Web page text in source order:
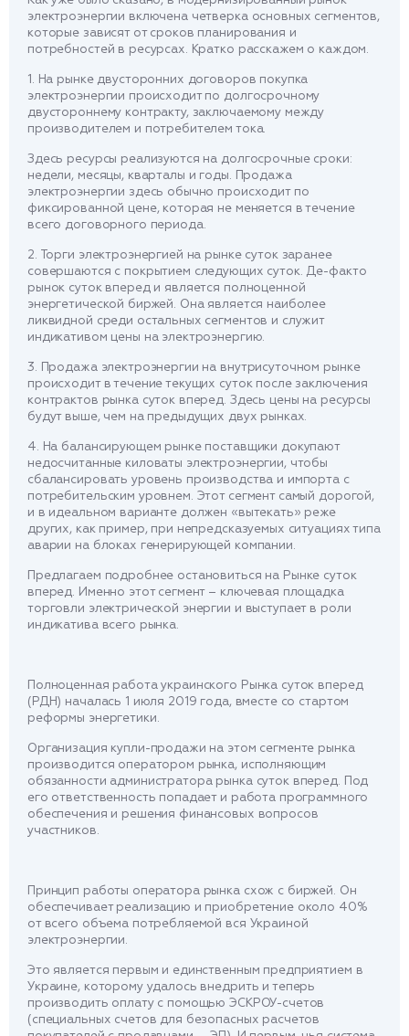
электроэнергии включена четверка основных сегментов,
которые зависят от сроков планирования и
потребностей в ресурсах. Кратко расскажем о каждом.
1. На рынке двусторонних договоров покупка
электроэнергии происходит по долгосрочному
двустороннему контракту, заключаемому между
производителем и потребителем тока.
Здесь ресурсы реализуются на долгосрочные сроки:
недели, месяцы, кварталы и годы. Продажа
электроэнергии здесь обычно происходит по
фиксированной цене, которая не меняется в течение
всего договорного периода.
2. Торги электроэнергией на рынке суток заранее
совершаются с покрытием следующих суток. Де-факто
рынок суток вперед и является полноценной
энергетической биржей. Она является наиболее
ликвидной среди остальных сегментов и служит
индикативом цены на электроэнергию.
3. Продажа электроэнергии на внутрисуточном рынке
происходит в течение текущих суток после заключения
контрактов рынка суток вперед. Здесь цены на ресурсы
будут выше, чем на предыдущих двух рынках.
4. На балансирующем рынке поставщики докупают
недосчитанные киловаты электроэнергии, чтобы
сбалансировать уровень производства и импорта с
потребительским уровнем. Этот сегмент самый дорогой,
и в идеальном варианте должен «вытекать» реже
других, как пример, при непредсказуемых ситуациях типа
аварии на блоках генерирующей компании.
Предлагаем подробнее остановиться на Рынке суток
вперед. Именно этот сегмент – ключевая площадка
торговли электрической энергии и выступает в роли
индикатива всего рынка.
Полноценная работа украинского Рынка суток вперед
(РДН) началась 1 июля 2019 года, вместе со стартом
реформы энергетики.
Организация купли-продажи на этом сегменте рынка
производится оператором рынка, исполняющим
обязанности администратора рынка суток вперед. Под
его ответственность попадает и работа программного
обеспечения и решения финансовых вопросов
участников.
Принцип работы оператора рынка схож с биржей. Он
обеспечивает реализацию и приобретение около 40%
от всего объема потребляемой вся Украиной
электроэнергии.
Это является первым и единственным предприятием в
Украине, которому удалось внедрить и теперь
производить оплату с помощью ЭСКРОУ-счетов
(специальных счетов для безопасных расчетов